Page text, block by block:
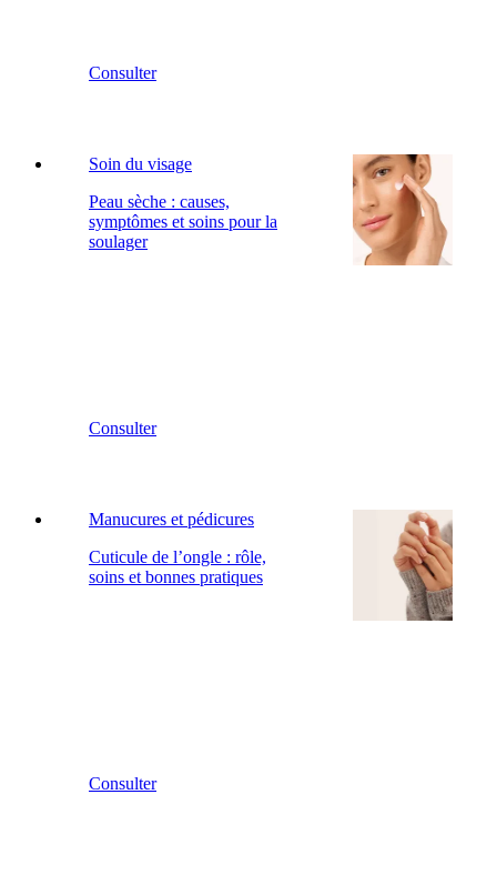
Consulter
Soin du visage
Peau sèche : causes,
symptômes et soins pour la
soulager
Consulter
Manucures et pédicures
Cuticule de l’ongle : rôle,
soins et bonnes pratiques
Consulter